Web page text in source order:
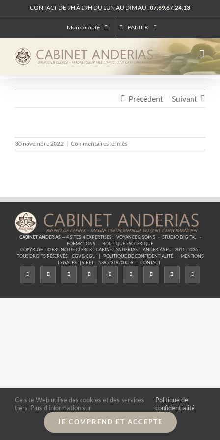
au
CONTACT DE 9H À 19H DU LUN AU DIM AU :07.69.67.24.13
Mon compte PANIER
Précédent Suivant
30 novembre 2022 | Commentaires ferméssur
TIKTOK
CABINET ANDERIAS— 4 SITES, 4 EXPERTISES : VOYANCE & SOINS · STUDIO DIGITAL
·
FORMATIONS · BOUTIQUE ÉSOTÉRIQUE
COPYRIGHT © BRUNO DE CLERCK - CABINET ANDERIAS - ANDERIAS.EU
2011 - 2026 -
TOUS DROITS RÉSERVÉS.
CGV & CGU | POLITIQUE DE CONFIDENTIALITÉ |
MENTIONS
LÉGALES
| SIRET : 53857319700059 | CONTACT
Ce site Web utilise des cookies et des services
tiers. Plus d'information sur
Politique de
confidentialité
JE COMPREND ET ACCEPTE